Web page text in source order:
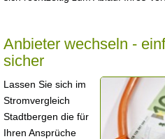
Anbieter wechseln -
sicher
Lassen Sie sich im
Stromvergleich
Stadtbergen die für
Ihren Ansprüche